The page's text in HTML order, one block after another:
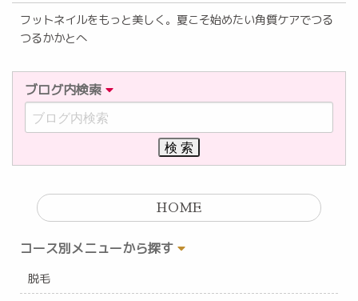
フットネイルをもっと美しく。夏こそ始めたい角質ケアでつる
つるかかとへ
ブログ内検索
HOME
コース別メニューから探す
脱毛